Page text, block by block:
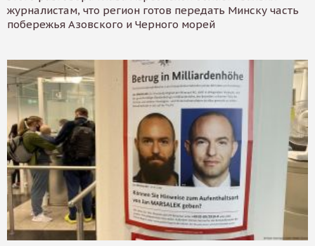
журналистам, что регион готов передать Минску часть
побережья Азовского и Черного морей